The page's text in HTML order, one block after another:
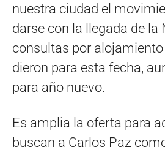
nuestra ciudad el
darse con la llegada de la
consultas por
dieron para esta fecha,
para año nuevo.
Es amplia la oferta para
buscan a Carlos Paz